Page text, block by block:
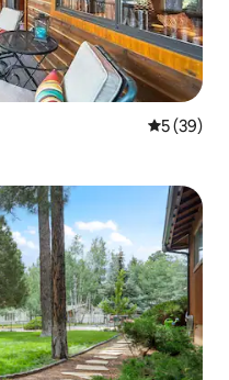
5 de uma
5 (39)